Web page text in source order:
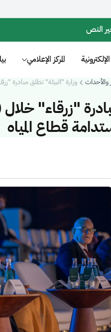
النص
المركز الإعلامي
والأحداث وزارة "البيئة" تطلق مبادرة "زرقاء" خلال (كوب 16) لدعم المرأة
قطاع المياه